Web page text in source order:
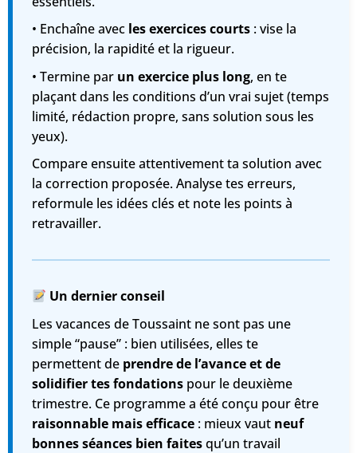
• Enchaîne avec les exercices courts : vise la
précision, la rapidité et la rigueur.
• Termine par un exercice plus long, en te
plaçant dans les conditions d’un vrai sujet (temps
limité, rédaction propre, sans solution sous les
yeux).
Compare ensuite attentivement ta solution avec
la correction proposée. Analyse tes erreurs,
reformule les idées clés et note les points à
retravailler.
Un dernier conseil
Les vacances de Toussaint ne sont pas une
simple “pause” : bien utilisées, elles te
permettent de prendre de l’avance et de
solidifier tes fondations pour le deuxième
trimestre. Ce programme a été conçu pour être
raisonnable mais efficace : mieux vaut neuf
bonnes séances bien faitesqu’un travail